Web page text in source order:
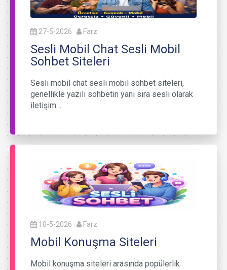
27-5-2026 Farz
Sesli Mobil Chat Sesli Mobil
Sohbet Siteleri
Sesli mobil chat sesli mobil sohbet siteleri,
genellikle yazılı sohbetin yanı sıra sesli olarak
iletişim…
10-5-2026 Farz
Mobil Konuşma Siteleri
Mobil konuşma siteleri arasında popülerlik